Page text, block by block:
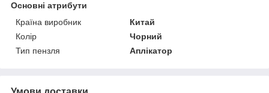
Основні атрибути
Країна виробник
Китай
Колір
Чорний
Тип пензля
Аплікатор